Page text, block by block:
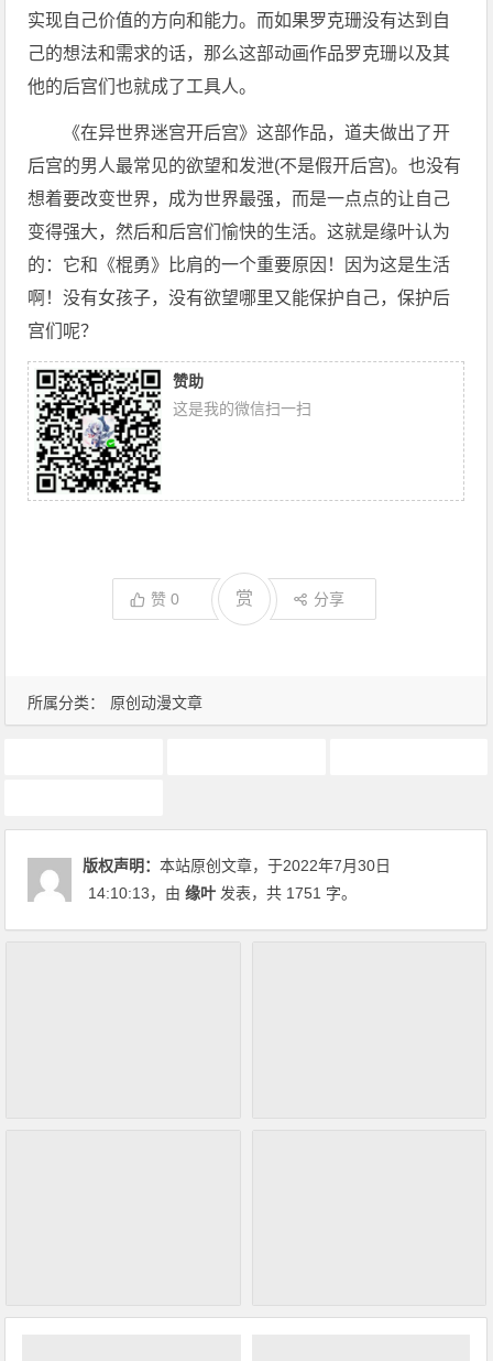
所属分类： 原创动漫文章
实现自己价值的方向和能力。而如果罗克珊没有达到自
己的想法和需求的话，那么这部动画作品罗克珊以及其
他的后宫们也就成了工具人。
《在异世界迷宫开后宫》这部作品，道夫做出了开
后宫的男人最常见的欲望和发泄(不是假开后宫)。也没有
想着要改变世界，成为世界最强，而是一点点的让自己
变得强大，然后和后宫们愉快的生活。这就是缘叶认为
的：它和《棍勇》比肩的一个重要原因！因为这是生活
啊！没有女孩子，没有欲望哪里又能保护自己，保护后
宫们呢？
赞助
这是我的微信扫一扫
赞0 赏 分享
版权声明：本站原创文章，于2022年7月30日
14:10:13，由缘叶 发表，共 1751 字。